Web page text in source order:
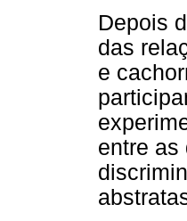
Depois
das
e
entre as